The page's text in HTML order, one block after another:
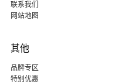
联系我们
网站地图
其他
品牌专区
特别优惠